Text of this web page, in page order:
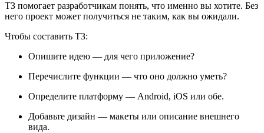
ТЗ помогает разработчикам понять, что именно вы хотите. Без
него проект может получиться не таким, как вы ожидали.
Чтобы составить ТЗ:
Опишите идею — для чего приложение?
Перечислите функции — что оно должно уметь?
Определите платформу — Android, iOS или обе.
Добавьте дизайн — макеты или описание внешнего
вида.